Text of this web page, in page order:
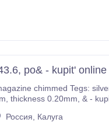
po& - kupit'
6.0mm, as d& - kupit' online v internet-
Россия, Калуга